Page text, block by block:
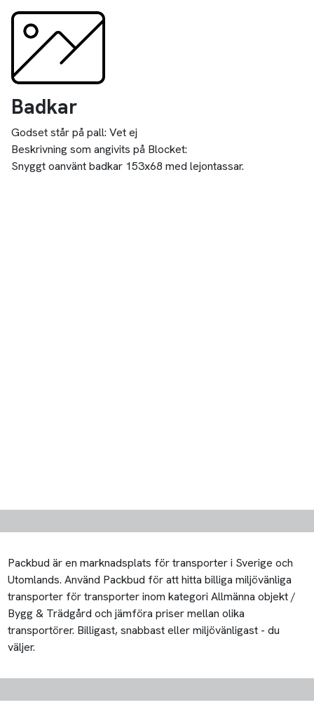
Badkar
Godset står på pall: Vet ej
Beskrivning som angivits på Blocket:
Snyggt oanvänt badkar 153x68 med lejontassar.
Packbud är en marknadsplats för transporter i Sverige och
Utomlands. Använd Packbud för att hitta billiga miljövänliga
transporter för transporter inom kategori Allmänna objekt /
Bygg & Trädgård och jämföra priser mellan olika
transportörer. Billigast, snabbast eller miljövänligast - du
väljer.